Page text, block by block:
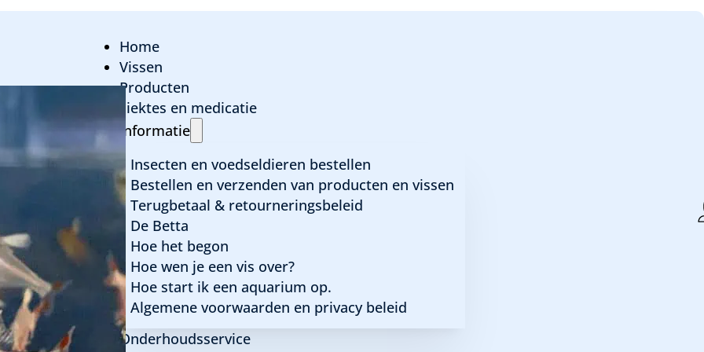
Home
Vissen
Producten
ziektes en medicatie
Informatie
Insecten en voedseldieren bestellen
Bestellen en verzenden van producten en vissen
Terugbetaal & retourneringsbeleid
De Betta
Hoe het begon
Hoe wen je een vis over?
Hoe start ik een aquarium op.
Algemene voorwaarden en privacy beleid
Onderhoudsservice
Hyphessobrycon bentosi rosaceus –
tetra witvin
Algemene informatie
Latijnse naam:Hyphessobrycon bentosi rosaceus
Familie:
Characidae
Herkomst:Guyana en Brazilië
Max grootte:5 cm